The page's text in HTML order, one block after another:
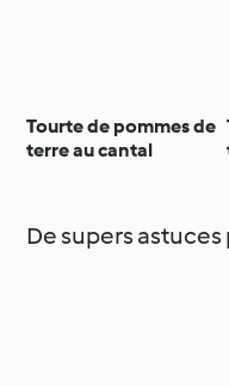
Tourte de pommes de
terre au cantal
De supers